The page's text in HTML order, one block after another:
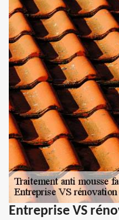
Entreprise VS